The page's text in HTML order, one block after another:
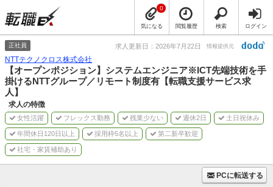
気になる
0
閲覧履歴 検索 ログイン
正社員 求人更新日：2026年7月22日 情報提供元
NTTテクノクロス株式会社
【オープンポジション】システムエンジニア※ICT先端技術を手
掛けるNTTグループ／リモート制度有【転職支援サービス求
人】
求人の特徴
女性活躍 フレックス勤務 残業少ない 週休2日 土日祝休み
年間休日120日以上 採用枠5名以上 第二新卒歓迎
社宅・家賃補助あり
PCに転送する